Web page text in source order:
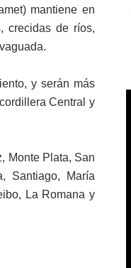
mantiene en
crecidas de ríos,
y serán más
Central y
Monte Plata, San
Santiago, María
La Romana y